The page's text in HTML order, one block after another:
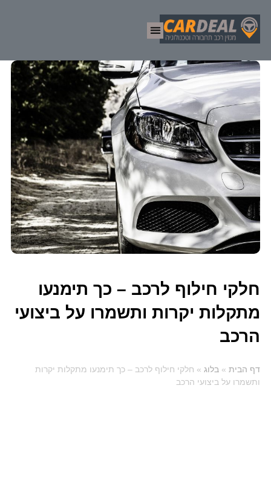
חלקי חילוף לרכב – כך תימנעו
מתקלות יקרות ותשמרו על ביצועי
הרכב
דף הבית » בלוג » חלקי חילוף לרכב – כך תימנעו מתקלות יקרות
ותשמרו על ביצועי הרכב